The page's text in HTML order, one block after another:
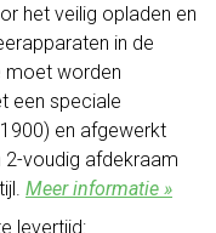
het veilig opladen en
in de
moet worden
een speciale
en afgewerkt
voudig afdekraam
Meer informatie »
levertijd: